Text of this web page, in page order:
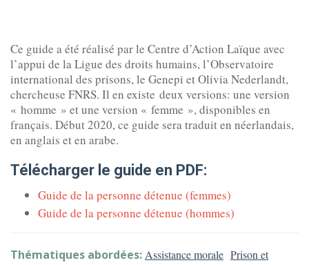
Ce guide a été réalisé par le Centre d’Action Laïque avec
l’appui de la Ligue des droits humains, l’Observatoire
international des prisons, le Genepi et Olivia Nederlandt,
chercheuse FNRS. Il en existe deux versions: une version
« homme » et une version « femme », disponibles en
français. Début 2020, ce guide sera traduit en néerlandais,
en anglais et en arabe.
Télécharger le guide en PDF:
Guide de la personne détenue (femmes)
Guide de la personne détenue (hommes)
Thématiques abordées:Assistance morale Prison et